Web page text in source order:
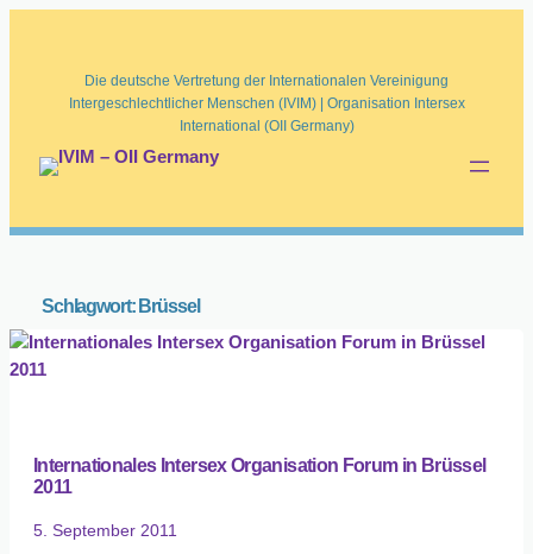
Die deutsche Vertretung der Internationalen Vereinigung
Intergeschlechtlicher Menschen (IVIM) | Organisation Intersex
International (OII Germany)
Schlagwort: Brüssel
Internationales Intersex Organisation Forum in Brüssel
2011
5. September 2011